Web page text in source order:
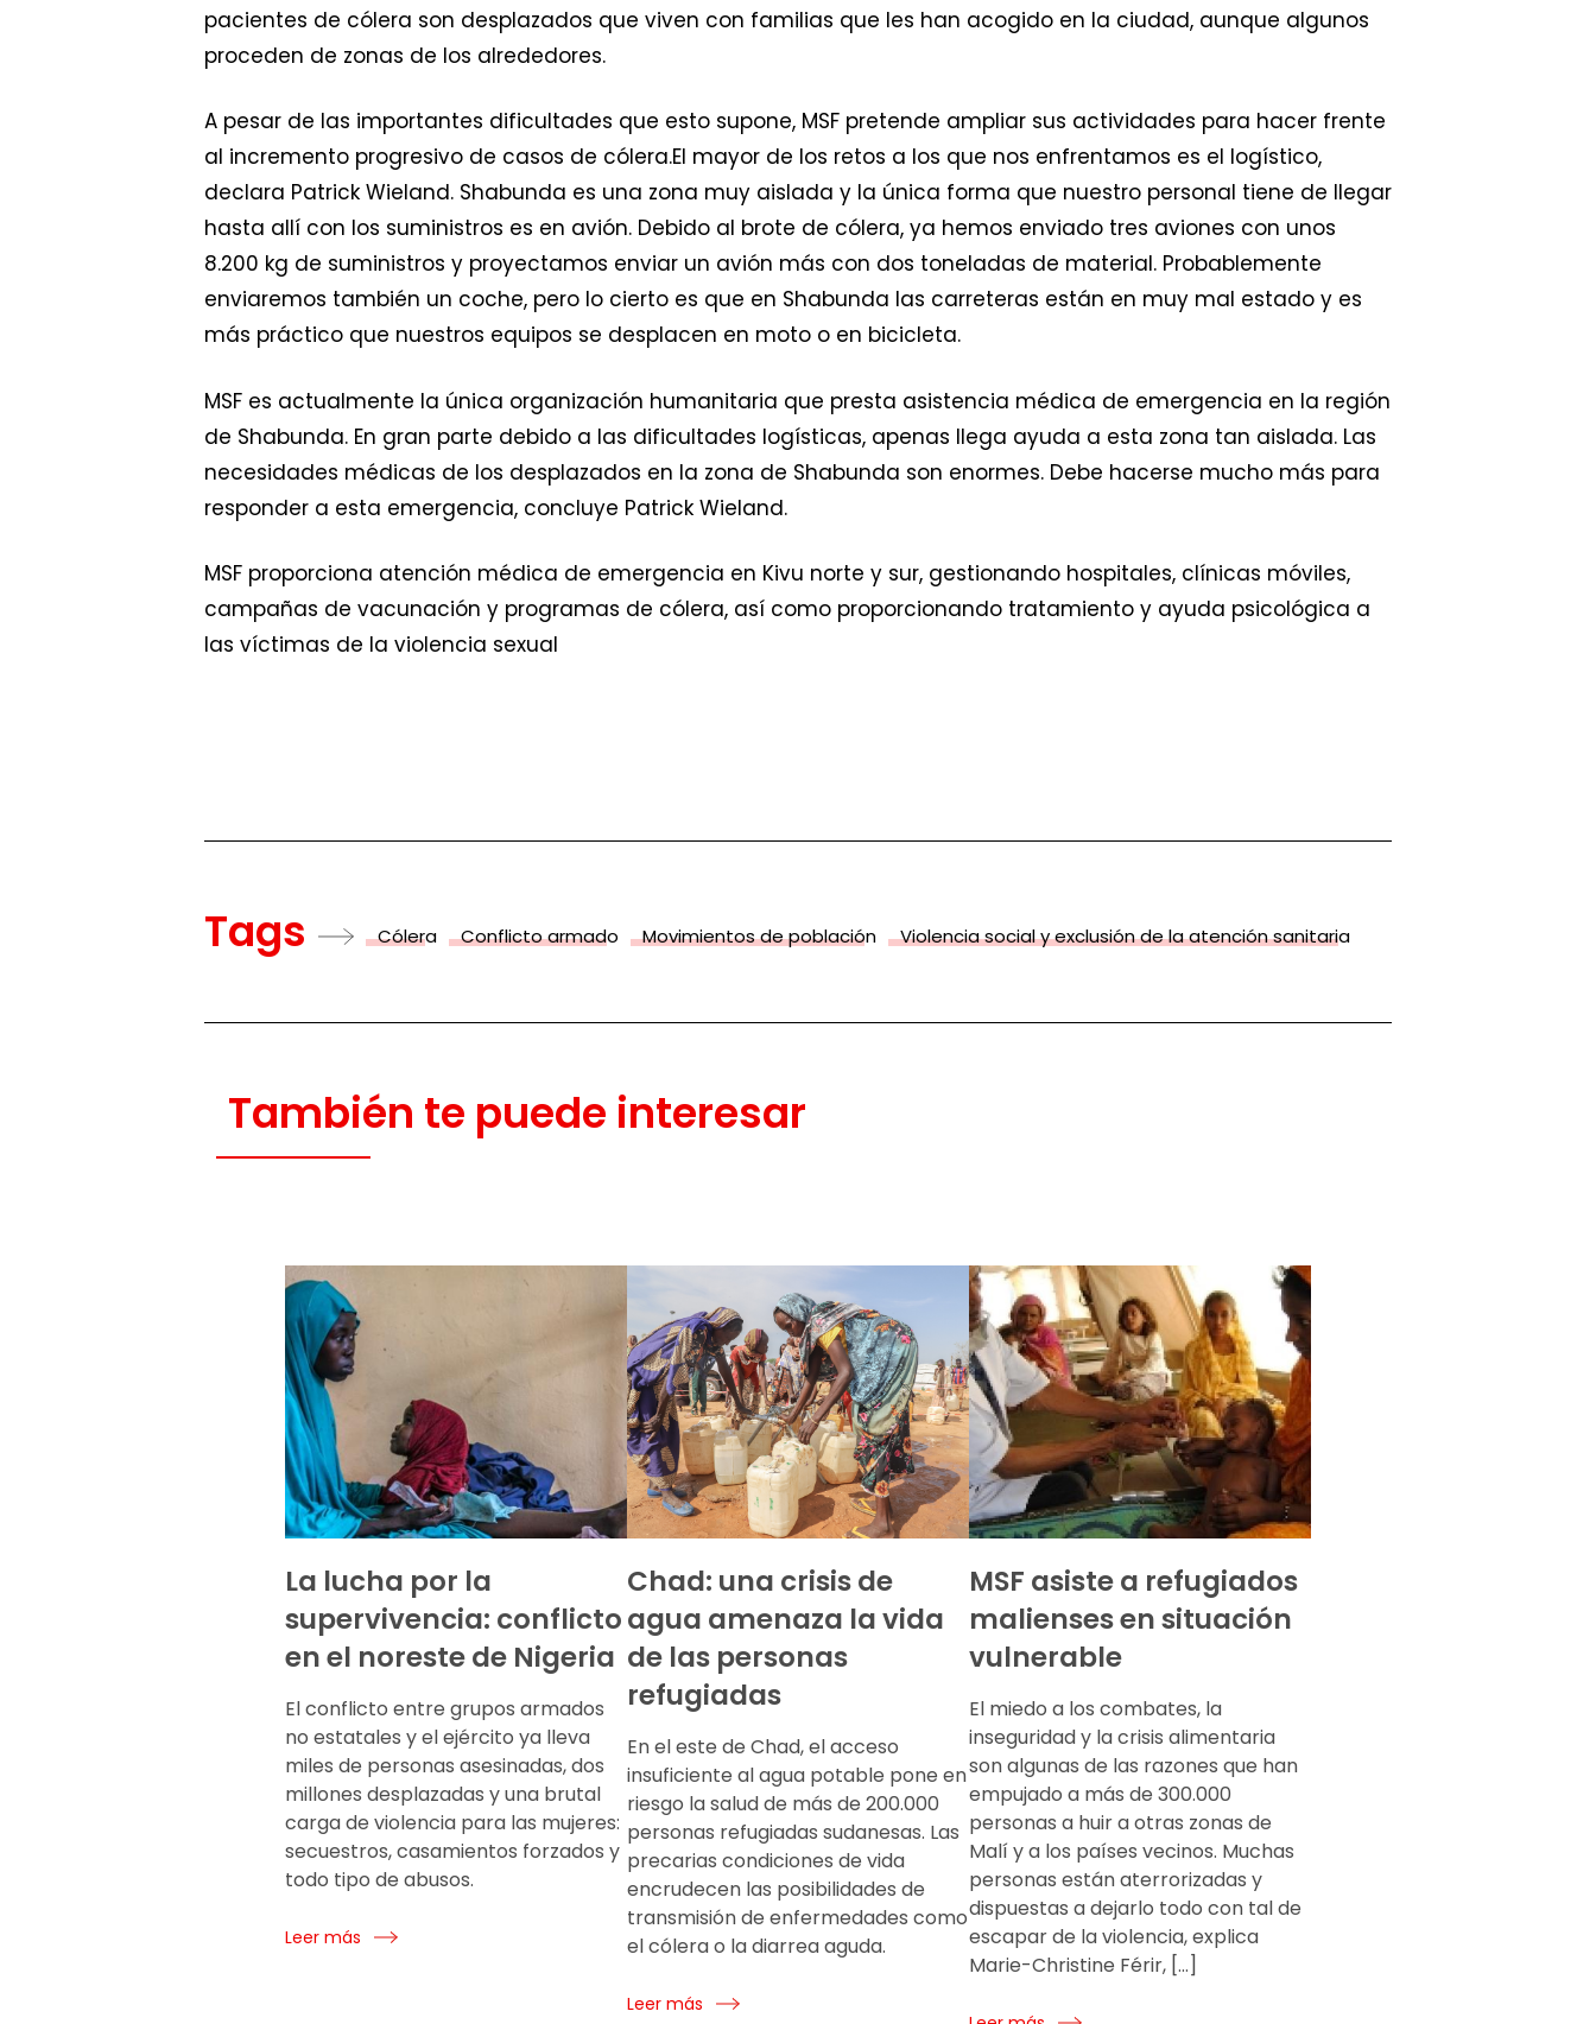
pacientes de cólera son desplazados que viven con familias que les han acogido en la ciudad, aunque algunos
proceden de zonas de los alrededores.
A pesar de las importantes dificultades que esto supone, MSF pretende ampliar sus actividades para hacer frente
al incremento progresivo de casos de cólera.El mayor de los retos a los que nos enfrentamos es el logístico,
declara Patrick Wieland. Shabunda es una zona muy aislada y la única forma que nuestro personal tiene de llegar
hasta allí con los suministros es en avión. Debido al brote de cólera, ya hemos enviado tres aviones con unos
8.200 kg de suministros y proyectamos enviar un avión más con dos toneladas de material. Probablemente
enviaremos también un coche, pero lo cierto es que en Shabunda las carreteras están en muy mal estado y es
más práctico que nuestros equipos se desplacen en moto o en bicicleta.
MSF es actualmente la única organización humanitaria que presta asistencia médica de emergencia en la región
de Shabunda. En gran parte debido a las dificultades logísticas, apenas llega ayuda a esta zona tan aislada. Las
necesidades médicas de los desplazados en la zona de Shabunda son enormes. Debe hacerse mucho más para
responder a esta emergencia, concluye Patrick Wieland.
MSF proporciona atención médica de emergencia en Kivu norte y sur, gestionando hospitales, clínicas móviles,
campañas de vacunación y programas de cólera, así como proporcionando tratamiento y ayuda psicológica a
las víctimas de la violencia sexual
Tags Cólera Conflicto armado Movimientos de población Violencia social y exclusión de la atención sanitaria
También te puede interesar
La lucha por la
supervivencia: conflicto
en el noreste de Nigeria
El conflicto entre grupos armados
no estatales y el ejército ya lleva
miles de personas asesinadas, dos
millones desplazadas y una brutal
carga de violencia para las mujeres:
secuestros, casamientos forzados y
todo tipo de abusos.
Leer más
Chad: una crisis de
agua amenaza la vida
de las personas
refugiadas
En el este de Chad, el acceso
insuficiente al agua potable pone en
riesgo la salud de más de 200.000
personas refugiadas sudanesas. Las
precarias condiciones de vida
encrudecen las posibilidades de
transmisión de enfermedades como
el cólera o la diarrea aguda.
Leer más
MSF asiste a refugiados
malienses en situación
vulnerable
El miedo a los combates, la
inseguridad y la crisis alimentaria
son algunas de las razones que han
empujado a más de 300.000
personas a huir a otras zonas de
Malí y a los países vecinos. Muchas
personas están aterrorizadas y
dispuestas a dejarlo todo con tal de
escapar de la violencia, explica
Marie-Christine Férir, […]